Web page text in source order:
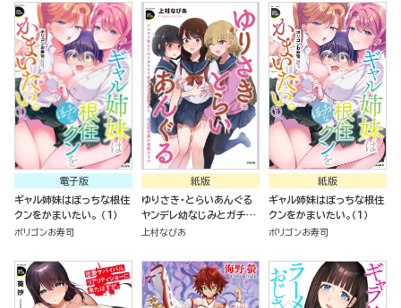
電子版
ギャル姉妹はぼっちな根住
クンをかまいたい。 （1）
ポリゴンお寿司
紙版
ゆりさき・とらいあんぐる
ヤンデレ幼なじみとガチユ
リ留学生に求愛されて、百
上村なびあ
紙版
ギャル姉妹はぼっちな根住
クンをかまいたい。（１）
ポリゴンお寿司